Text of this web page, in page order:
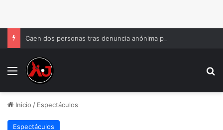
Menu
Inicio / Espectáculos
Espectáculos